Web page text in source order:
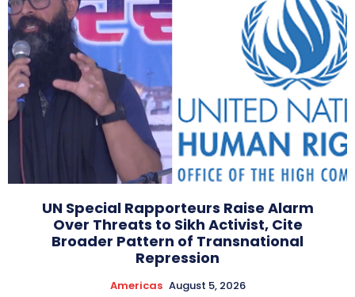
UN Special Rapporteurs Raise Alarm
Over Threats to Sikh Activist, Cite
Broader Pattern of Transnational
Repression
Americas August 5, 2026